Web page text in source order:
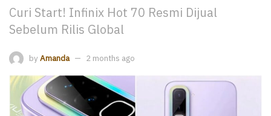
Curi Start! Infinix Hot 70 Resmi Dijual
Sebelum Rilis Global
by Amanda 2 months ago